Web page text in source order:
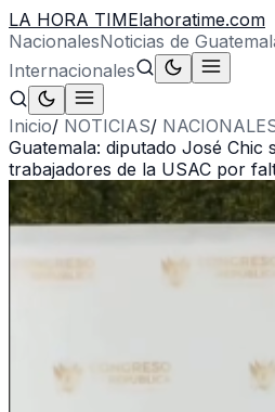
LA HORA TIMElahoratime.com
NacionalesNoticias de
Internacionales
Inicio/ NOTICIAS/
Guatemala: diputado José Chic
trabajadores de la USAC por